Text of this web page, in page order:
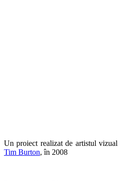
Un proiect realizat de artistul vizual
Tim Burton, în 2008